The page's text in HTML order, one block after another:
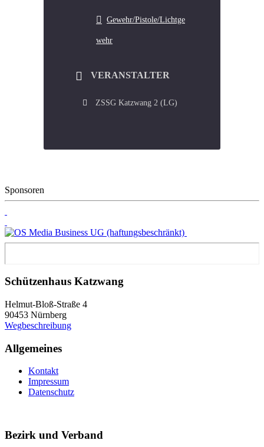
Gewehr/Pistole/Lichtge
wehr
VERANSTALTER
ZSSG Katzwang 2 (LG)
Sponsoren
Schützenhaus Katzwang
Helmut-Bloß-Straße 4
90453 Nürnberg
Wegbeschreibung
Allgemeines
Kontakt
Impressum
Datenschutz
Bezirk und Verband